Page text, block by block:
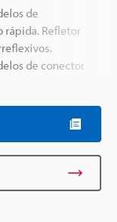
de
rápida. Refletor
de conector